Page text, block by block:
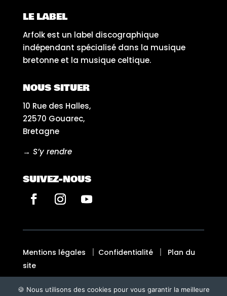
LE LABEL
Arfolk est un label discographique
indépendant spécialisé dans la musique
bretonne et la musique celtique.
NOUS SITUER
10 Rue des Halles,
22570 Gouarec,
Bretagne
→ S’y rendre
SUIVEZ-NOUS
Mentions légales | Confidentialité| Plan du
site
Fait avec ♡ en Bretagne par BREIZH TANDEM
🍪 Nous utilisons des cookies pour vous garantir la meilleure